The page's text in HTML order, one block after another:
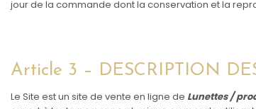
jour de la commande dont la conservation et la
Article 3 – DESCRIPTION
Le Site est un site de vente en ligne de Lunettes /